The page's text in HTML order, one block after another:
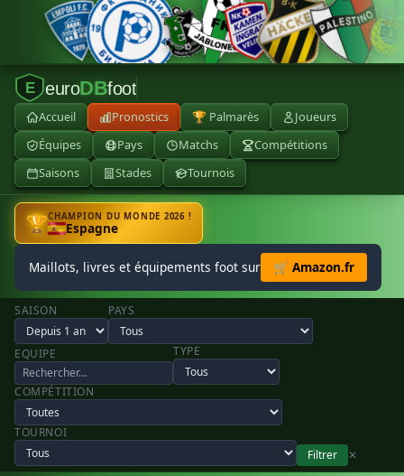
E euroDBfoot
Accueil Pronostics 🏆 Palmarès
Joueurs
Équipes
Pays Matchs
Compétitions
Saisons
Stades Tournois
🏆CHAMPION DU MONDE 2026 !
Espagne
Maillots, livres et équipements foot sur 🛒 Amazon.fr
SAISON PAYS
EQUIPE TYPE
COMPÉTITION
TOURNOI
Filtrer
✕